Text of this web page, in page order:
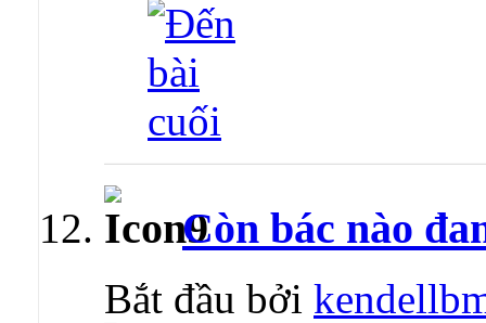
Còn bác nào
Bắt đầu bởi